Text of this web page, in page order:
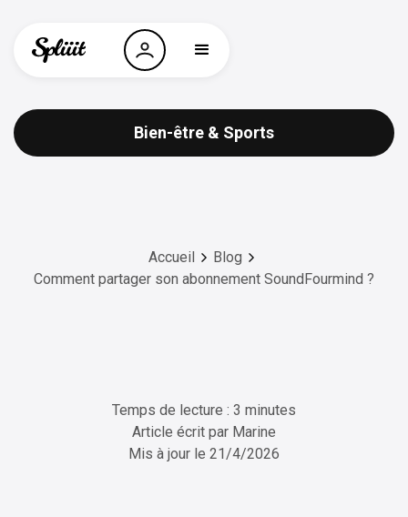
Bien-être & Sports
Accueil
Blog
Comment partager son abonnement SoundFourmind ?
Temps de lecture : 3 minutes
Article écrit par Marine
Mis à jour le 21/4/2026